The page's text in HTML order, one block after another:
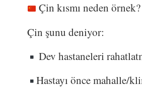
Çin kısmı neden örnek?
Çin şunu deniyor:
Dev hastaneleri
Hastayı önce mahalle/